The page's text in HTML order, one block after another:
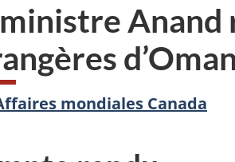
d’Oman
mondiales Canada